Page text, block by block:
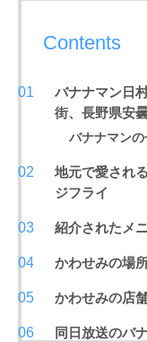
Contents
バナナマン日
街、長野県安
バナナマン
地元で愛され
ジフライ
紹介されたメ
かわせみの場
かわせみの店
同日放送のバ